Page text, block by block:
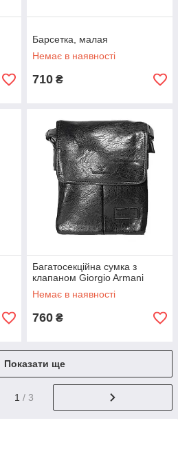
Барсетка, малая
Немає в наявності
710 ₴
Багатосекційна сумка з
клапаном Giorgio Armani
Немає в наявності
760 ₴
Показати ще
1 / 3